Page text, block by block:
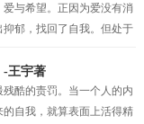
与希望。正因为爱没有消
郁，找回了自我。但处于
了。我似乎只剩下在绝望
望中的坚持，才真的让我
终突破了黑夜的壁垒，我
-王宇著
酷的责罚。当一个人的内
自我，就算表面上活得精